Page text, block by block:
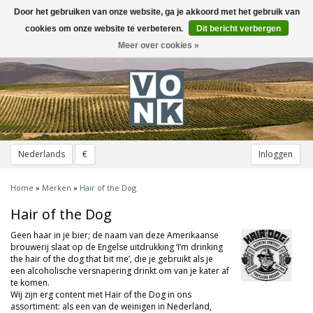
Nederlands € Inloggen
Toggle
navigation
Home » Merken » Hair of the Dog
Hair of the Dog
Geen haar in je bier; de naam van deze Amerikaanse
brouwerij slaat op de Engelse uitdrukking ‘I’m drinking
the hair of the dog that bit me’, die je gebruikt als je
een alcoholische versnapering drinkt om van je kater af
te komen.
Wij zijn erg content met Hair of the Dog in ons
assortiment: als een van de weinigen in Nederland,
Door het gebruiken van onze website, ga je akkoord met het gebruik van
cookies om onze website te verbeteren.
Dit bericht verbergen
Meer over cookies »